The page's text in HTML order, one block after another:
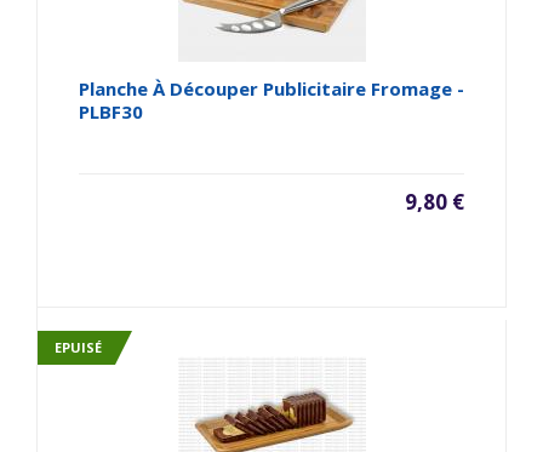
Planche À Découper Publicitaire Fromage -
PLBF30
9,80 €
EPUISÉ